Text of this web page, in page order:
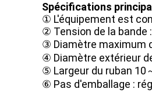
Spécifications
① L'équipement est
② Tension de la bande
③ Diamètre maximum
④ Diamètre extérieur
⑤ Largeur du ruban 10
⑥ Pas d'emballage :